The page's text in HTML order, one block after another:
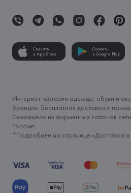
Скачать
в App Store
Скачать
в Google Play
Интернет-магазин одежды, обуви и
брендов. Бесплатная доставка с
Самовывоз из фирменных салонов
Россию.
*Подробнее на странице «Доставка и